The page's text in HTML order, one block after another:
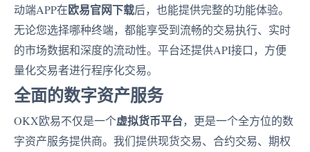
动端APP在欧易官网下载后，也能提供完整的功能体验。
无论您选择哪种终端，都能享受到流畅的交易执行、实时
的市场数据和深度的流动性。平台还提供API接口，方便
量化交易者进行程序化交易。
全面的数字资产服务
OKX欧易不仅是一个虚拟货币平台，更是一个全方位的数
字资产服务提供商。我们提供现货交易、合约交易、期权